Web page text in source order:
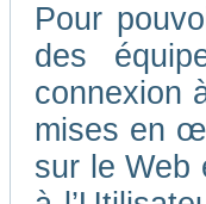
Pour
des
connexion
mises en
sur le Web